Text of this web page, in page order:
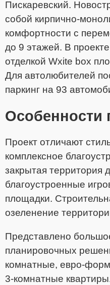
Пискаревский.
собой кирпично-
комфортности с
до 9 этажей. В
отделкой Wxite box
Для автолюбителей
паркинг на 93
Особенности
Проект отличают
комплексное
закрытая территория
благоустроенные
площадки.
озеленение
Представлено
планировочных
комнатные, евро-
3-комнатные